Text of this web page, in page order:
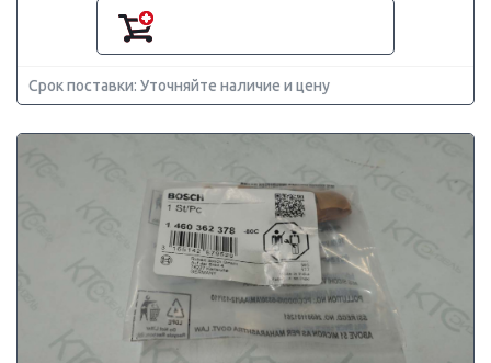
Срок поставки: Уточняйте наличие и цену